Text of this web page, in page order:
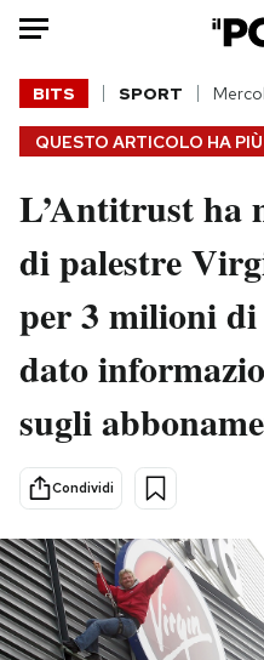
HOME
Italia
Politica
Tecnologia
Scienza
Cultura
Sport
PODCAST
QUESTO ARTICOLO HA
BITS SPORT
L’Antitrust ha
di palestre
per 3 milioni
dato
sugli
Condividi